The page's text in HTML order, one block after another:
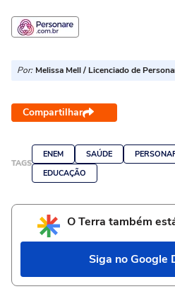
Por: Melissa Mell / Licenciado de
Compartilhar
TAGS
ENEM SAÚDE
EDUCAÇÃO
O Terra também
Siga no Google